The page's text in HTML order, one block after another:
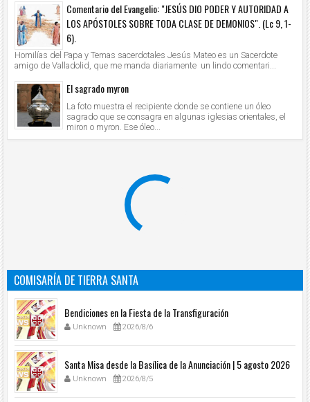
Comentario del Evangelio: "JESÚS DIO PODER Y AUTORIDAD A
LOS APÓSTOLES SOBRE TODA CLASE DE DEMONIOS". (Lc 9, 1-
6).
Homilías del Papa y Temas sacerdotales Jesús Mateo es un Sacerdote
amigo de Valladolid, que me manda diariamente un lindo comentari...
El sagrado myron
La foto muestra el recipiente donde se contiene un óleo
sagrado que se consagra en algunas iglesias orientales, el
miron o myron. Ese óleo...
COMISARÍA DE TIERRA SANTA
Bendiciones en la Fiesta de la Transfiguración
Unknown 2026/8/6
Santa Misa desde la Basílica de la Anunciación | 5 agosto 2026
Unknown 2026/8/5